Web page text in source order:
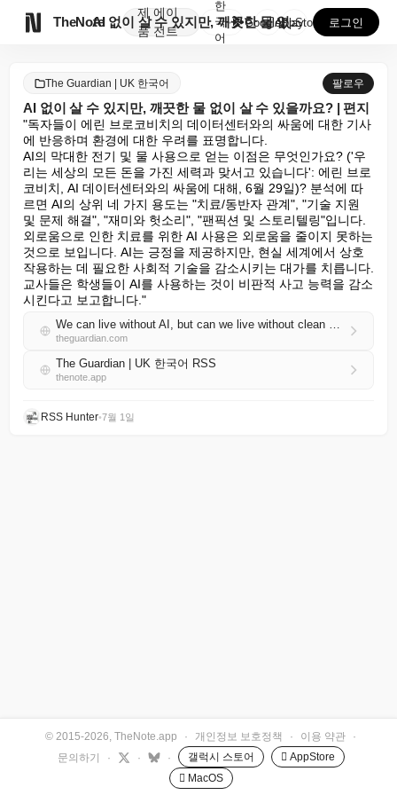
TheNote
제
품
에이
전트
AI 없이 살 수 있지만, 깨끗한 물 없이 살 수 있을...
한
국
어
GooglePlay
AppStore 로그인
The Guardian | UK 한국어 팔로우
AI 없이 살 수 있지만, 깨끗한 물 없이 살 수 있을까요? | 편지
"독자들이 에린 브로코비치의 데이터센터와의 싸움에 대한 기사
에 반응하며 환경에 대한 우려를 표명합니다.
AI의 막대한 전기 및 물 사용으로 얻는 이점은 무엇인가요? ('우
리는 세상의 모든 돈을 가진 세력과 맞서고 있습니다': 에린 브로
코비치, AI 데이터센터와의 싸움에 대해, 6월 29일)? 분석에 따
르면 AI의 상위 네 가지 용도는 "치료/동반자 관계", "기술 지원
및 문제 해결", "재미와 헛소리", "팬픽션 및 스토리텔링"입니다.
외로움으로 인한 치료를 위한 AI 사용은 외로움을 줄이지 못하는
것으로 보입니다. AI는 긍정을 제공하지만, 현실 세계에서 상호
작용하는 데 필요한 사회적 기술을 감소시키는 대가를 치릅니다.
교사들은 학생들이 AI를 사용하는 것이 비판적 사고 능력을 감소
시킨다고 보고합니다."
We can live without AI, but can we live without clean water? | Letters
theguardian.com
The Guardian | UK 한국어 RSS
thenote.app
RSS Hunter•7월 1일
© 2015-2026, TheNote.app · 개인정보 보호정책 · 이용 약관
·
문의하기
· · · 갤럭시 스토어
 AppStore
 MacOS